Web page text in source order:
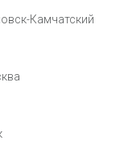
Камчатский